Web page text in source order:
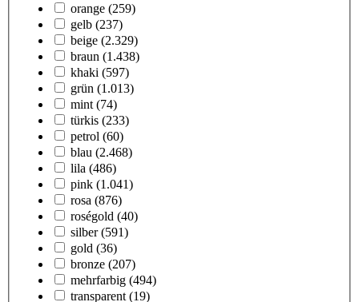
orange (259)
gelb (237)
beige (2.329)
braun (1.438)
khaki (597)
grün (1.013)
mint (74)
türkis (233)
petrol (60)
blau (2.468)
lila (486)
pink (1.041)
rosa (876)
roségold (40)
silber (591)
gold (36)
bronze (207)
mehrfarbig (494)
transparent (19)